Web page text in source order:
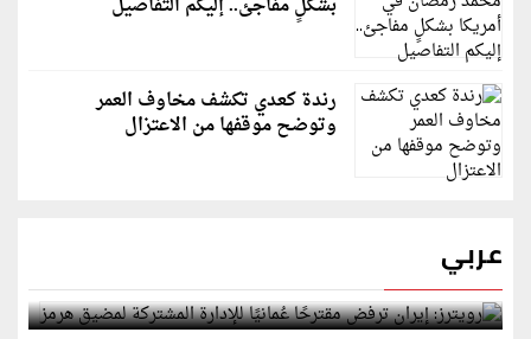
رندة كعدي تكشف مخاوف العمر
وتوضح موقفها من الاعتزال
عربي
رويترز: إيران ترفض مقترحًا عُمانيًا للإدارة المشتركة
لمضيق هرمز